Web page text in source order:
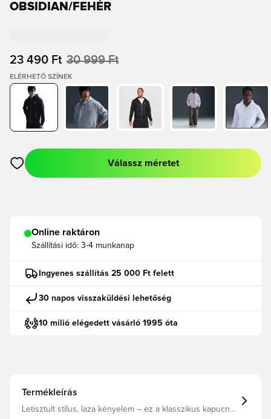
OBSIDIAN/FEHÉR
23 490 Ft 30 999 Ft
ELÉRHETŐ SZÍNEK
Megnyit egy modált a bejelentkezéshez vagy a tagként való
Válassz méretet
Online raktáron
Szállítási idő: 3-4 munkanap
Ingyenes szállítás 25 000 Ft felett
30 napos visszaküldési lehetőség
10 milió elégedett vásárló 1995 óta
Termékleírás
Letisztult stílus, laza kényelem – ez a klasszikus kapucnis